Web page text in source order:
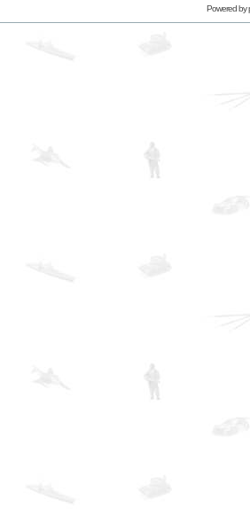
Powered by